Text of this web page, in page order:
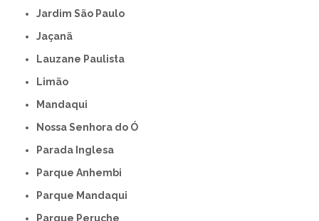
Jardim São Paulo
Jaçanã
Lauzane Paulista
Limão
Mandaqui
Nossa Senhora do Ó
Parada Inglesa
Parque Anhembi
Parque Mandaqui
Parque Peruche